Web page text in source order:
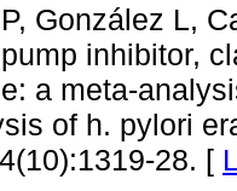
González L,
inhibitor,
a meta-
of h. pylori
28. [